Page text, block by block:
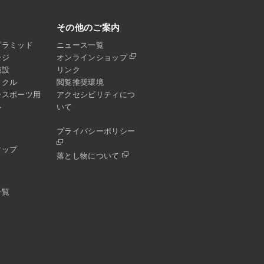
ミッド
クル
ポーツ用
ップ
その他のご案内
ニュース一覧
オンラインショップ
リンク
閲覧推奨環境
アクセシビリティにつ
いて
プライバシーポリシー
落とし物について